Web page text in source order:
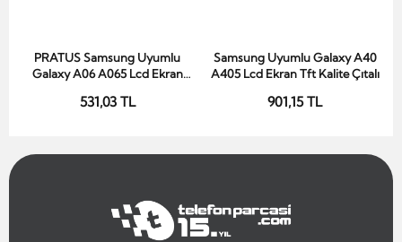
Sepete Ekle
PRATUS Samsung Uyumlu
Galaxy A06 A065 Lcd Ekran
531,03 TL
Sepete Ekle
Samsung Uyumlu Galaxy A40
A405 Lcd Ekran Tft Kalite Çıtalı
901,15 TL